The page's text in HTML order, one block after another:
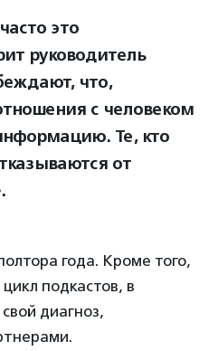
это
руководитель
что,
с человеком
Те, кто
от
года. Кроме того,
подкастов, в
диагноз,